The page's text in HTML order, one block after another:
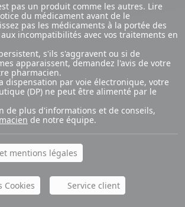
pas un produit comme les autres. Lire
du médicament avant de le
pas les médicaments à la portée des
incompatibilités avec vos traitements en
s'ils s'aggravent ou si de
apparaissent, demandez l'avis de votre
pharmacien.
dispensation par voie électronique, votre
(DP) ne peut être alimenté par le
de plus d'informations et de conseils,
de notre équipe.
mentions légales
Cookies Service client